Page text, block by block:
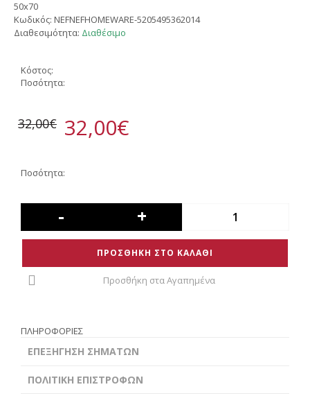
50x70
Κωδικός: NEFNEFHOMEWARE-5205495362014
Διαθεσιμότητα: Διαθέσιμο
Κόστος:
Ποσότητα:
32,00€ 32,00€
Ποσότητα:
- +
ΠΡΟΣΘΗΚΗ ΣΤΟ ΚΑΛΑΘΙ
Προσθήκη στα Αγαπημένα
ΠΛΗΡΟΦΟΡΙΕΣ
ΕΠΕΞΗΓΗΣΗ ΣΗΜΑΤΩΝ
ΠΟΛΙΤΙΚΗ ΕΠΙΣΤΡΟΦΩΝ